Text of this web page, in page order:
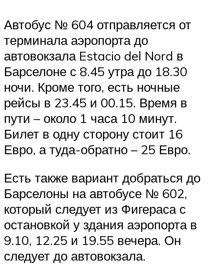
Автобус № 604 отправляется от
терминала аэропорта до
автовокзала Estacio del Nord в
Барселоне с 8.45 утра до 18.30
ночи. Кроме того, есть ночные
рейсы в 23.45 и 00.15. Время в
пути – около 1 часа 10 минут.
Билет в одну сторону стоит 16
Евро, а туда-обратно – 25 Евро.
Есть также вариант добраться до
Барселоны на автобусе № 602,
который следует из Фигераса с
остановкой у здания аэропорта в
9.10, 12.25 и 19.55 вечера. Он
следует до автовокзала.